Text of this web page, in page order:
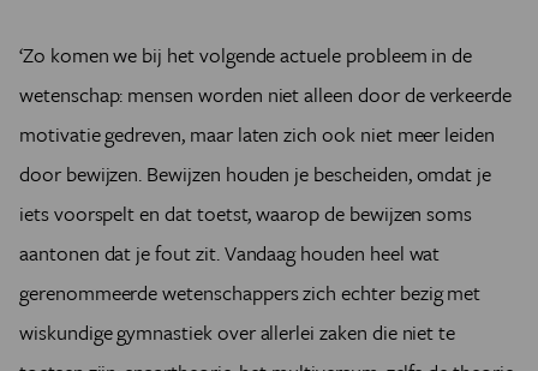
‘Zo komen we bij het volgende actuele probleem in de
wetenschap: mensen worden niet alleen door de verkeerde
motivatie gedreven, maar laten zich ook niet meer leiden
door bewijzen. Bewijzen houden je bescheiden, omdat je
iets voorspelt en dat toetst, waarop de bewijzen soms
aantonen dat je fout zit.Vandaag houden heel wat
gerenommeerde wetenschappers zich echter bezig met
wiskundige gymnastiek over allerlei zaken die niet te